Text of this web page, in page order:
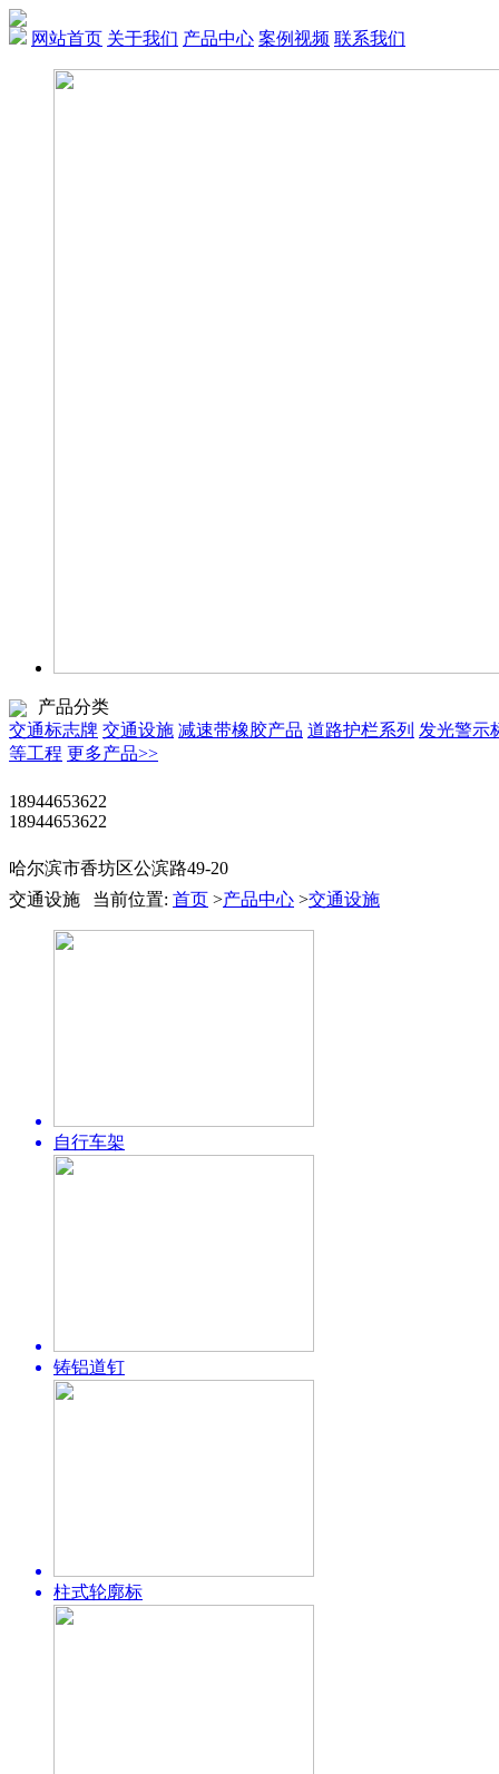
网站首页 关于我们 产品中心 案例视频 联系我们
产品分类
交通标志牌 交通设施 减速带橡胶产品 道路护栏系列 发光警示
等工程 更多产品>>
18944653622
18944653622
哈尔滨市香坊区公滨路49-20
交通设施
当前位置: 首页 >产品中心 >交通设施
自行车架
铸铝道钉
柱式轮廓标